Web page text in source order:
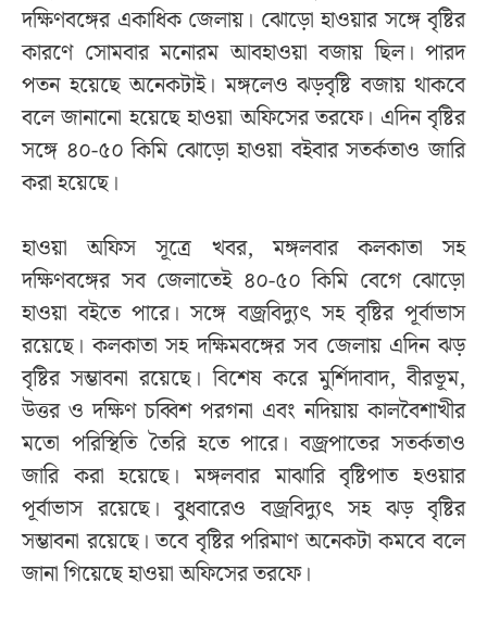
দক্ষিণবঙ্গের একাধিক জেলায়। ঝোড়ো হাওয়ার সঙ্গে বৃষ্টির
কারণে সোমবার মনোরম আবহাওয়া বজায় ছিল। পারদ
পতন হয়েছে অনেকটাই। মঙ্গলেও ঝড়বৃষ্টি বজায় থাকবে
বলে জানানো হয়েছে হাওয়া অফিসের তরফে। এদিন বৃষ্টির
সঙ্গে ৪০-৫০ কিমি ঝোড়ো হাওয়া বইবার সতর্কতাও জারি
করা হয়েছে।
হাওয়া অফিস সূত্রে খবর, মঙ্গলবার কলকাতা সহ
দক্ষিণবঙ্গের সব জেলাতেই ৪০-৫০ কিমি বেগে ঝোড়ো
হাওয়া বইতে পারে। সঙ্গে বজ্রবিদ্যুৎ সহ বৃষ্টির পূর্বাভাস
রয়েছে। কলকাতা সহ দক্ষিমবঙ্গের সব জেলায় এদিন ঝড়
বৃষ্টির সম্ভাবনা রয়েছে। বিশেষ করে মুর্শিদাবাদ, বীরভূম,
উত্তর ও দক্ষিণ চব্বিশ পরগনা এবং নদিয়ায় কালবৈশাখীর
মতো পরিস্থিতি তৈরি হতে পারে। বজ্রপাতের সতর্কতাও
জারি করা হয়েছে। মঙ্গলবার মাঝারি বৃষ্টিপাত হওয়ার
পূর্বাভাস রয়েছে। বুধবারেও বজ্রবিদ্যুৎ সহ ঝড় বৃষ্টির
সম্ভাবনা রয়েছে। তবে বৃষ্টির পরিমাণ অনেকটা কমবে বলে
জানা গিয়েছে হাওয়া অফিসের তরফে।